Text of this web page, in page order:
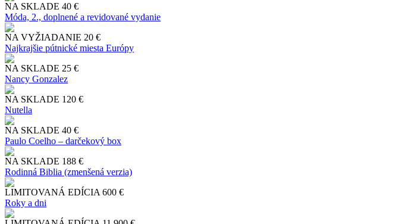
NA SKLADE 40 €
Móda, 2., doplnené a revidované vydanie
NA VYŽIADANIE 20 €
Najkrajšie pútnické miesta Európy
NA SKLADE 25 €
Nancy Gonzalez
NA SKLADE 120 €
Nutella
NA SKLADE 40 €
Paulo Coelho – darčekový box
NA SKLADE 188 €
Rodinná Biblia (zmenšená verzia)
LIMITOVANÁ EDÍCIA 600 €
Roky a dni